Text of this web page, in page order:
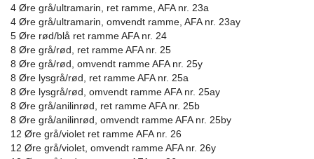
4 Øre grå/ultramarin, ret ramme, AFA nr. 23a
4 Øre grå/ultramarin, omvendt ramme, AFA nr. 23ay
5 Øre rød/blå ret ramme AFA nr. 24
8 Øre grå/rød, ret ramme AFA nr. 25
8 Øre grå/rød, omvendt ramme AFA nr. 25y
8 Øre lysgrå/rød, ret ramme AFA nr. 25a
8 Øre lysgrå/rød, omvendt ramme AFA nr. 25ay
8 Øre grå/anilinrød, ret ramme AFA nr. 25b
8 Øre grå/anilinrød, omvendt ramme AFA nr. 25by
12 Øre grå/violet ret ramme AFA nr. 26
12 Øre grå/violet, omvendt ramme AFA nr. 26y